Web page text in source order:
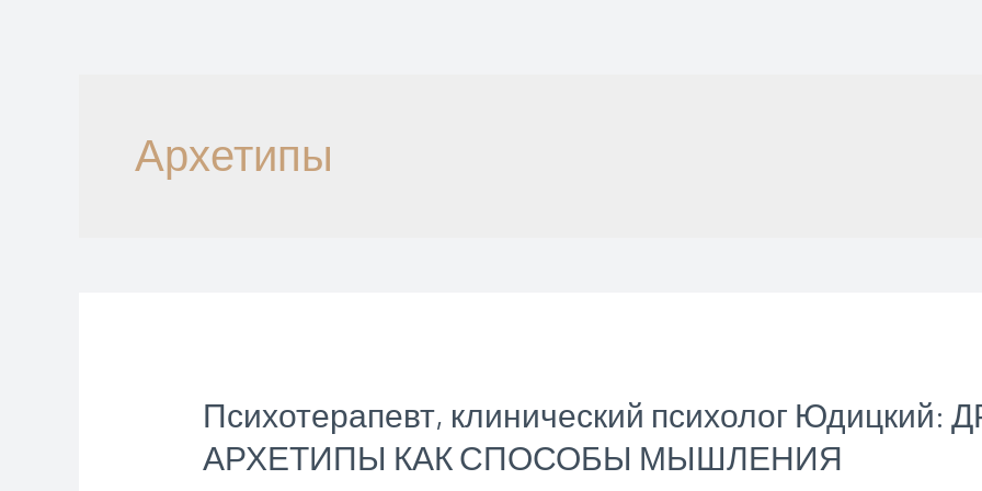
Архетипы
Психотерапевт, клинический психолог
АРХЕТИПЫ КАК СПОСОБЫ МЫШЛЕНИЯ